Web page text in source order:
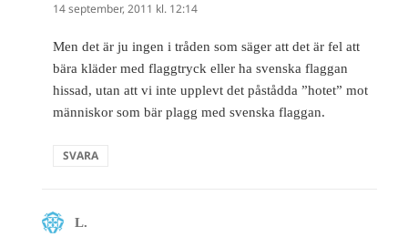
14 september, 2011 kl. 12:14
Men det är ju ingen i tråden som säger att det är fel att
bära kläder med flaggtryck eller ha svenska flaggan
hissad, utan att vi inte upplevt det påstådda ”hotet” mot
människor som bär plagg med svenska flaggan.
SVARA
L.